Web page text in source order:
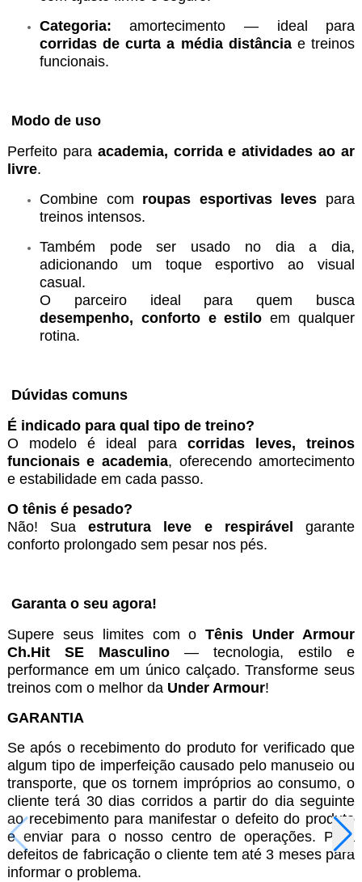
Categoria: amortecimento — ideal para
corridas de curta a média distânciae treinos
funcionais.
Modo de uso
Perfeito para academia, corrida e atividades ao ar
livre.
Combine com roupas esportivas leves para
treinos intensos.
Também pode ser usado no dia a dia,
adicionando um toque esportivo ao visual
casual.
O parceiro ideal para quem busca
desempenho, conforto e estilo em qualquer
rotina.
Dúvidas comuns
É indicado para qual tipo de treino?
O modelo é ideal para corridas leves, treinos
funcionais e academia, oferecendo amortecimento
e estabilidade em cada passo.
O tênis é pesado?
Não! Suaestrutura leve e respirável
garante
conforto prolongado sem pesar nos pés.
Garanta o seu agora!
Supere seus limites com oTênis Under Armour
Ch.Hit SE Masculino— tecnologia, estilo e
performance em um único calçado. Transforme seus
treinos com o melhor da Under Armour!
GARANTIA
Se após o recebimento do produto for verificado que
algum tipo de imperfeição causado pelo manuseio ou
transporte, que os tornem impróprios ao consumo, o
cliente terá 30 dias corridos a partir do dia seguinte
ao recebimento para manifestar o defeito do produto
e enviar para o nosso centro de operações. Para
defeitos de fabricação o cliente tem até 3 meses para
informar o problema.